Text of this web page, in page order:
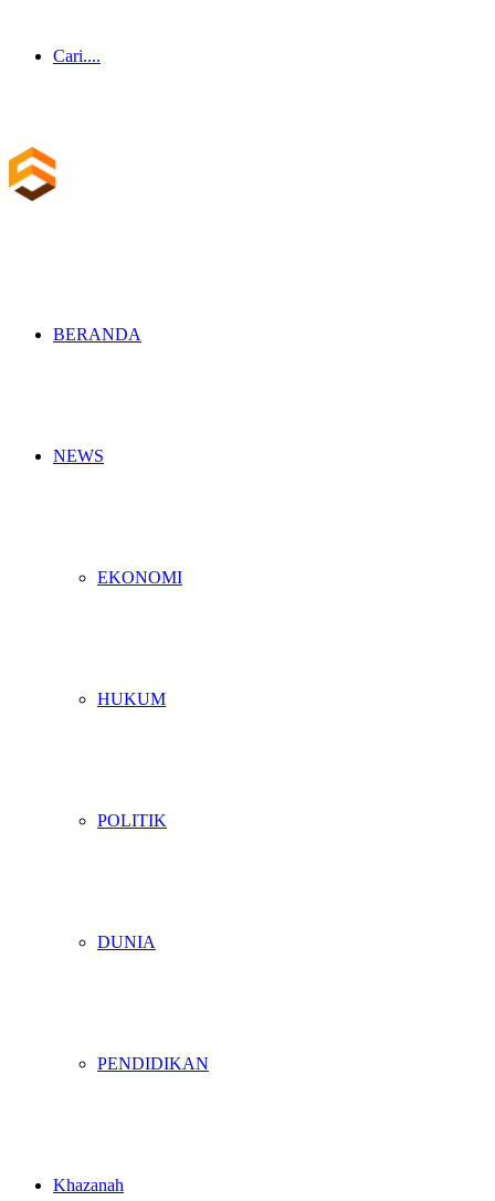
Cari....
BERANDA
NEWS
EKONOMI
HUKUM
POLITIK
DUNIA
PENDIDIKAN
Khazanah